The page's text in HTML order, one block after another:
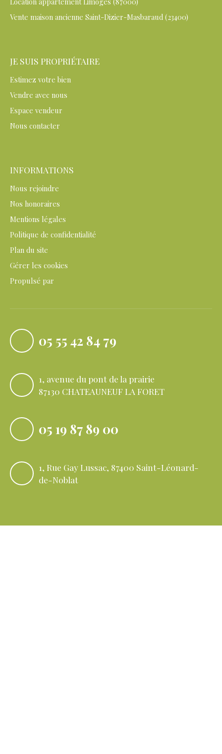
Vente maison ancienne Saint-Dizier-Masbaraud (23400)
JE SUIS PROPRIÉTAIRE
Estimez votre bien
Vendre avec nous
Espace vendeur
Nous contacter
INFORMATIONS
Nous rejoindre
Nos honoraires
Mentions légales
Politique de confidentialité
Plan du site
Gérer les cookies
Propulsé par
05 55 42 84 79
1, avenue du pont de la prairie
87130 CHATEAUNEUF LA FORET
05 19 87 89 00
1, Rue Gay Lussac, 87400 Saint-Léonard-
de-Noblat